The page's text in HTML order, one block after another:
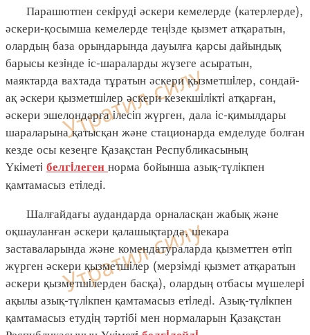
Парашютпен секiрудi әскери кемелерде (катерлерде),
әскери-қосымша кемелерде теңiзде қызмет атқаратын,
олардың база орындарында дауылға қарсы дайындық
барысы кезiнде iс-шараларды жүзеге асыратын,
маяктарда вахтада тұратын әскери қызметшiлер, сондай-
ақ әскери қызметшiлер әскери кезекшiлiктi атқарған,
әскери эшелондарға iлесiп жүрген, дала iс-қимылдары
шараларына қатысқан және стационарда емделуде болған
кезде осы кезеңге Қазақстан Республикасының
Үкiметi белгiлеген норма бойынша азық-түлiкпен
қамтамасыз етiледi.
Шалғайдағы аудандарда орналасқан жабық және
оқшауланған әскери қалашықтарда, шекара
заставаларында және комендатураларда қызметтен өтiп
жүрген әскери қызметшiлер (мерзiмдi қызмет атқаратын
әскери қызметшiлерден басқа), олардың отбасы мүшелерi
ақылы азық-түлiкпен қамтамасыз етiледi. Азық-түлiкпен
қамтамасыз етудiң тәртiбi мен нормаларын Қазақстан